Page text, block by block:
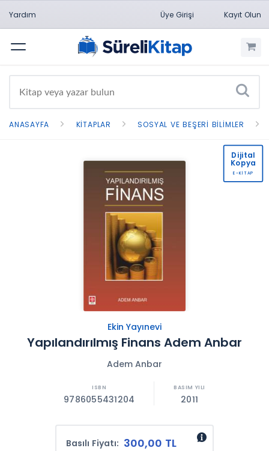
Yardım Üye Girişi Kayıt Olun
Menü
ANASAYFA KITAPLAR SOSYAL VE BEŞERI BILIMLER
Ekin Yayınevi
Yapılandırılmış Finans Adem Anbar
Adem Anbar
9786055431204 2011
Basılı Fiyatı: 300,00 TL
Dijital
Kopya
E-KİTAP